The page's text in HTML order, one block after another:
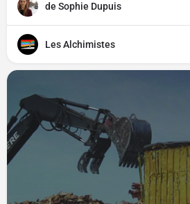
de Sophie Dupuis
Les Alchimistes